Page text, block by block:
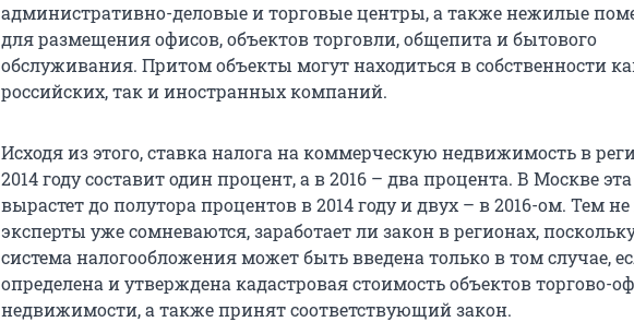
административно-деловые и торговые центры, а также нежилые
для размещения офисов, объектов торговли, общепита и бытового
обслуживания. Притом объекты могут находиться в собственности
российских, так и иностранных компаний.
Исходя из этого, ставка налога на коммерческую недвижимость в
2014 году составит один процент, а в 2016 – два процента. В Москве
вырастет до полутора процентов в 2014 году и двух – в 2016-ом. Тем не
эксперты уже сомневаются, заработает ли закон в регионах,
система налогообложения может быть введена только в том случае,
определена и утверждена кадастровая стоимость объектов торгово-
недвижимости, а также принят соответствующий закон.